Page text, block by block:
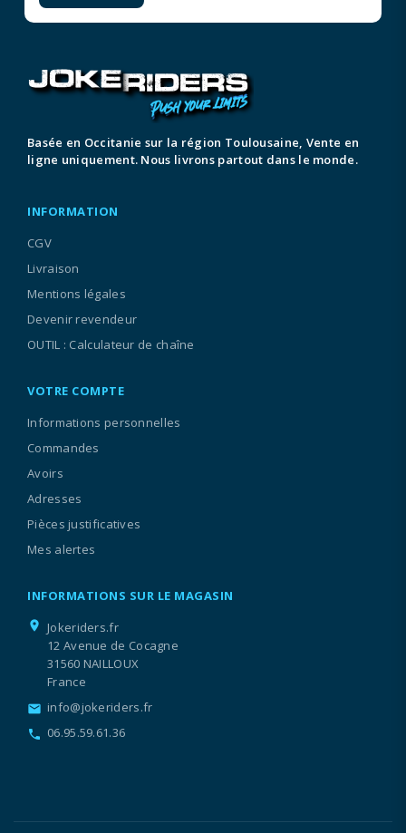
Basée en Occitanie sur la région Toulousaine, Vente en
ligne uniquement. Nous livrons partout dans le monde.
INFORMATION
CGV
Livraison
Mentions légales
Devenir revendeur
OUTIL : Calculateur de chaîne
VOTRE COMPTE
Informations personnelles
Commandes
Avoirs
Adresses
Pièces justificatives
Mes alertes
INFORMATIONS SUR LE MAGASIN
location_on
Jokeriders.fr
12 Avenue de Cocagne
31560 NAILLOUX
France
email info@jokeriders.fr
call 06.95.59.61.36